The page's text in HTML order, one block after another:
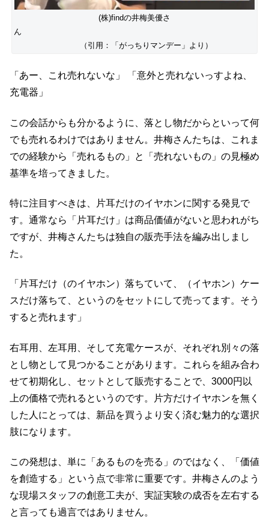
(株)findの井梅美優さ
ん
（引用：「がっちりマンデー」より）
「あー、これ売れないな」 「意外と売れないっすよね、
充電器」
この会話からも分かるように、落とし物だからといって何
でも売れるわけではありません。井梅さんたちは、これま
での経験から「売れるもの」と「売れないもの」の見極め
基準を培ってきました。
特に注目すべきは、片耳だけのイヤホンに関する発見で
す。通常なら「片耳だけ」は商品価値がないと思われがち
ですが、井梅さんたちは独自の販売手法を編み出しまし
た。
「片耳だけ（のイヤホン）落ちていて、（イヤホン）ケー
スだけ落ちて、というのをセットにして売ってます。そう
すると売れます」
右耳用、左耳用、そして充電ケースが、それぞれ別々の落
とし物として見つかることがあります。これらを組み合わ
せて初期化し、セットとして販売することで、3000円以
上の価格で売れるというのです。片方だけイヤホンを無く
した人にとっては、新品を買うより安く済む魅力的な選択
肢になります。
この発想は、単に「あるものを売る」のではなく、「価値
を創造する」という点で非常に重要です。井梅さんのよう
な現場スタッフの創意工夫が、実証実験の成否を左右する
と言っても過言ではありません。